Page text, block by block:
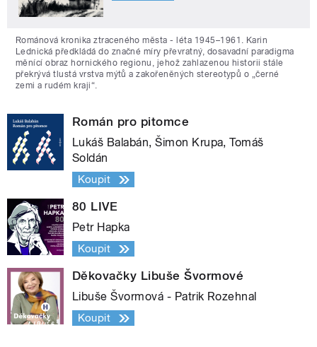
Románová kronika ztraceného města - léta 1945–1961. Karin
Lednická předkládá do značné míry převratný, dosavadní paradigma
měnící obraz hornického regionu, jehož zahlazenou historii stále
překrývá tlustá vrstva mýtů a zakořeněných stereotypů o „černé
zemi a rudém kraji“.
Román pro pitomce
Lukáš Balabán, Šimon Krupa, Tomáš
Soldán
Koupit
80 LIVE
Petr Hapka
Koupit
Děkovačky Libuše Švormové
Libuše Švormová - Patrik Rozehnal
Koupit